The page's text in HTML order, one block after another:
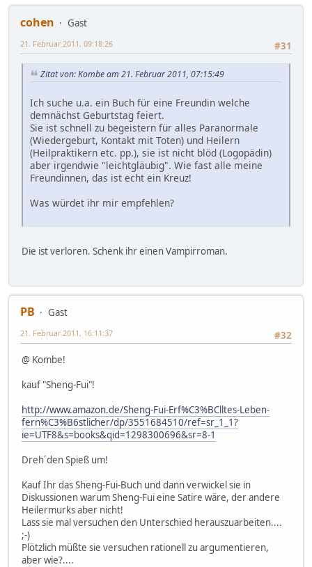
cohen
Gast
#31
21. Februar 2011, 09:18:26
Zitat von: Kombe am 21. Februar 2011, 07:15:49
Ich suche u.a. ein Buch für eine Freundin welche
demnächst Geburtstag feiert.
Sie ist schnell zu begeistern für alles Paranormale
(Wiedergeburt, Kontakt mit Toten) und Heilern
(Heilpraktikern etc. pp.), sie ist nicht blöd (Logopädin)
aber irgendwie "leichtgläubig". Wie fast alle meine
Freundinnen, das ist echt ein Kreuz!
Was würdet ihr mir empfehlen?
Die ist verloren. Schenk ihr einen Vampirroman.
PB
Gast
#32
21. Februar 2011, 16:11:37
@ Kombe!
kauf "Sheng-Fui"!
http://www.amazon.de/Sheng-Fui-Erf%C3%BClltes-Leben-
fern%C3%B6stlicher/dp/3551684510/ref=sr_1_1?
ie=UTF8&s=books&qid=1298300696&sr=8-1
Dreh´den Spieß um!
Kauf Ihr das Sheng-Fui-Buch und dann verwickel sie in
Diskussionen warum Sheng-Fui eine Satire wäre, der andere
Heilermurks aber nicht!
Lass sie mal versuchen den Unterschied herauszuarbeiten....
;-)
Plötzlich müßte sie versuchen rationell zu argumentieren,
aber wie?....